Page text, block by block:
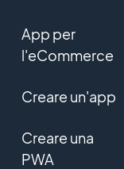
App per
l'eCommerce
Creare un'app
Creare una
PWA